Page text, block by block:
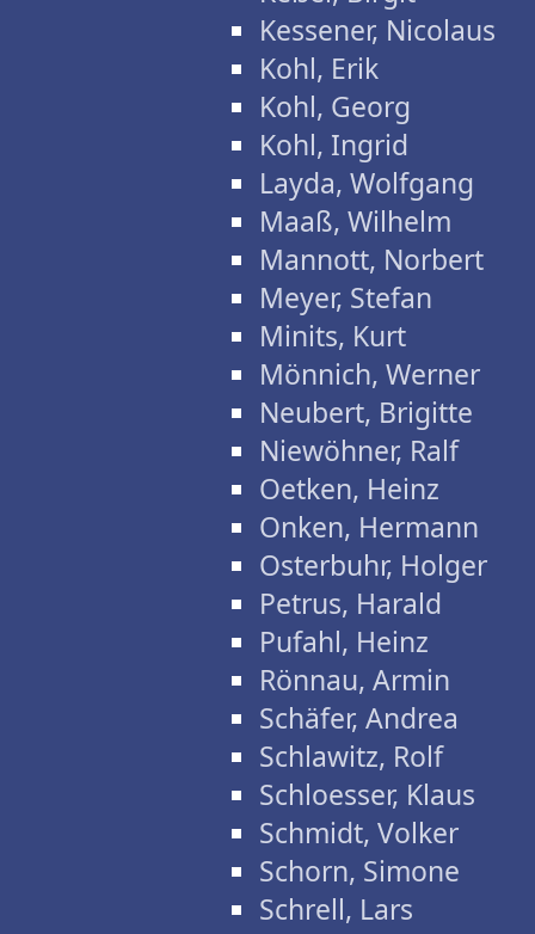
Kessener, Nicolaus
Kohl, Erik
Kohl, Georg
Kohl, Ingrid
Layda, Wolfgang
Maaß, Wilhelm
Mannott, Norbert
Meyer, Stefan
Minits, Kurt
Mönnich, Werner
Neubert, Brigitte
Niewöhner, Ralf
Oetken, Heinz
Onken, Hermann
Osterbuhr, Holger
Petrus, Harald
Pufahl, Heinz
Rönnau, Armin
Schäfer, Andrea
Schlawitz, Rolf
Schloesser, Klaus
Schmidt, Volker
Schorn, Simone
Schrell, Lars